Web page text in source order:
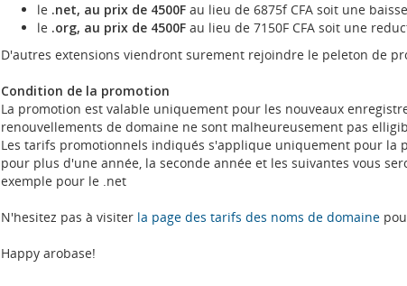
le.net, au prix de 4500Fau lieu de 6875f CFA soit une
le.org, au prix de 4500Fau lieu de 7150F CFA soit une
D'autres extensions viendront surement rejoindre le peleton de
Condition de la promotion
La promotion est valable uniquement pour les nouveaux
renouvellements de domaine ne sont malheureusement pas
Les tarifs promotionnels indiqués s'applique uniquement pour la
pour plus d'une année, la seconde année et les suivantes vous
exemple pour le .net
N'hesitez pas à visiter la page des tarifs des noms de domaine
Happy arobase!